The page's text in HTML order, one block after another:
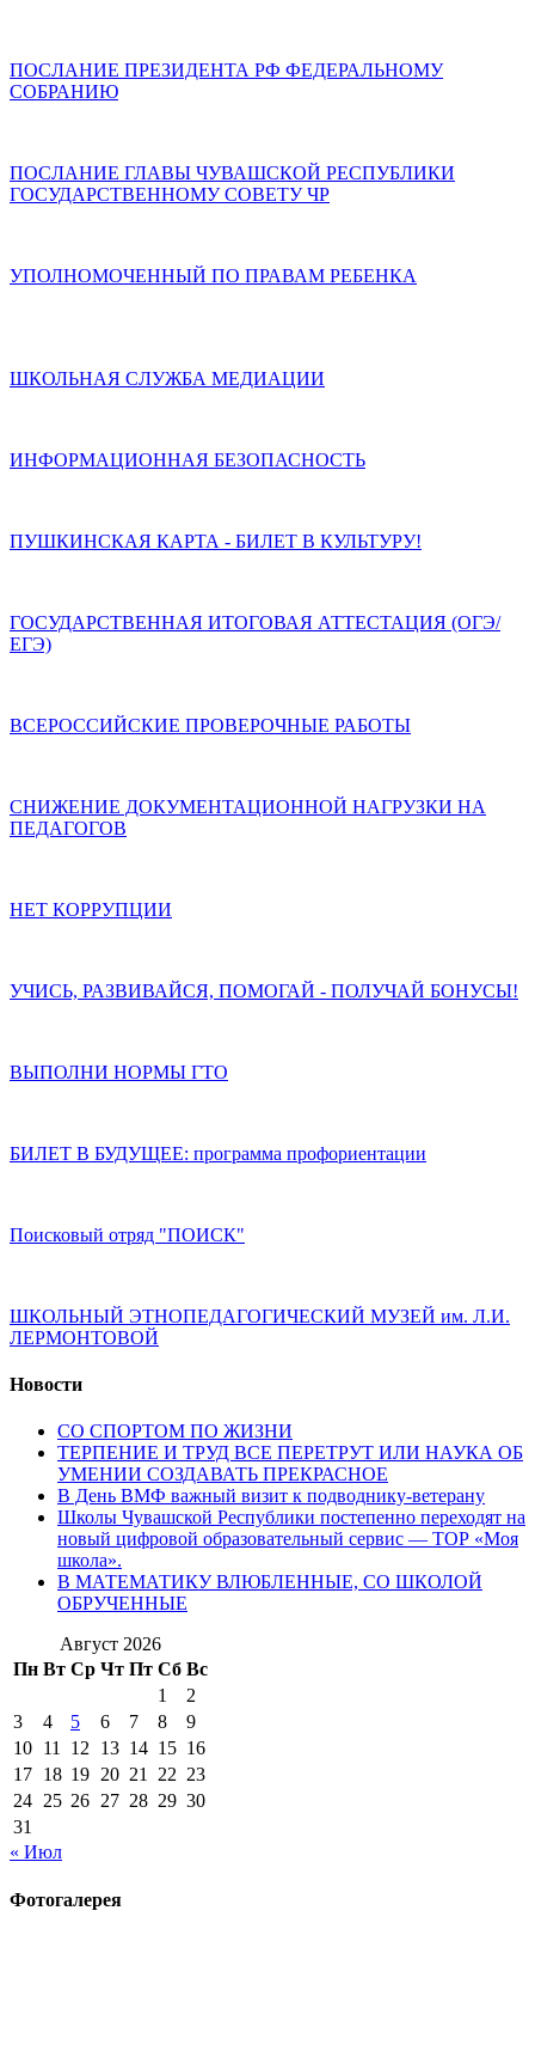
ПОСЛАНИЕ ПРЕЗИДЕНТА РФ ФЕДЕРАЛЬНОМУ
СОБРАНИЮ
ПОСЛАНИЕ ГЛАВЫ ЧУВАШСКОЙ РЕСПУБЛИКИ
ГОСУДАРСТВЕННОМУ СОВЕТУ ЧР
УПОЛНОМОЧЕННЫЙ ПО ПРАВАМ РЕБЕНКА
ШКОЛЬНАЯ СЛУЖБА МЕДИАЦИИ
ИНФОРМАЦИОННАЯ БЕЗОПАСНОСТЬ
ПУШКИНСКАЯ КАРТА - БИЛЕТ В КУЛЬТУРУ!
ГОСУДАРСТВЕННАЯ ИТОГОВАЯ АТТЕСТАЦИЯ (ОГЭ/
ЕГЭ)
ВСЕРОССИЙСКИЕ ПРОВЕРОЧНЫЕ РАБОТЫ
СНИЖЕНИЕ ДОКУМЕНТАЦИОННОЙ НАГРУЗКИ НА
ПЕДАГОГОВ
НЕТ КОРРУПЦИИ
УЧИСЬ, РАЗВИВАЙСЯ, ПОМОГАЙ - ПОЛУЧАЙ БОНУСЫ!
ВЫПОЛНИ НОРМЫ ГТО
БИЛЕТ В БУДУЩЕЕ: программа профориентации
Поисковый отряд "ПОИСК"
ШКОЛЬНЫЙ ЭТНОПЕДАГОГИЧЕСКИЙ МУЗЕЙ им. Л.И.
ЛЕРМОНТОВОЙ
Новости
СО СПОРТОМ ПО ЖИЗНИ
ТЕРПЕНИЕ И ТРУД ВСЕ ПЕРЕТРУТ ИЛИ НАУКА ОБ
УМЕНИИ СОЗДАВАТЬ ПРЕКРАСНОЕ
В День ВМФ важный визит к подводнику-ветерану
Школы Чувашской Республики постепенно переходят на
новый цифровой образовательный сервис — ТОР «Моя
школа».
В МАТЕМАТИКУ ВЛЮБЛЕННЫЕ, СО ШКОЛОЙ
ОБРУЧЕННЫЕ
Август 2026
Пн Вт Ср Чт Пт Сб Вс
1
2
3
4 5 6 7 8
9
10 11 12 13 14 15 16
17 18 19 20 21 22 23
24 25 26 27 28 29 30
31
« Июл
Фотогалерея